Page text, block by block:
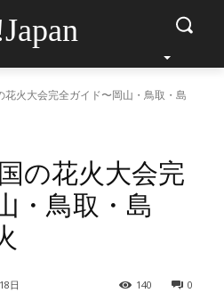
花火大会完全ガイド〜岡山・鳥取・島
の花火大会完
・鳥取・島
日 0
140